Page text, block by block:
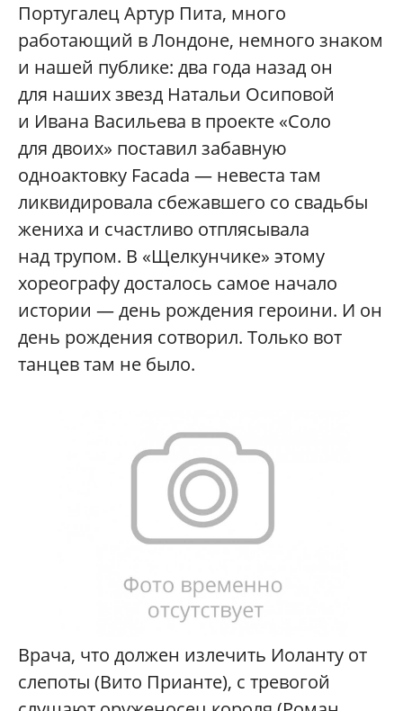
Португалец Артур Пита, много
работающий в Лондоне, немного знаком
и нашей публике: два года назад он
для наших звезд Натальи Осиповой
и Ивана Васильева в проекте «Соло
для двоих» поставил забавную
одноактовку Facada — невеста там
ликвидировала сбежавшего со свадьбы
жениха и счастливо отплясывала
над трупом. В «Щелкунчике» этому
хореографу досталось самое начало
истории — день рождения героини. И он
день рождения сотворил. Только вот
танцев там не было.
Врача, что должен излечить Иоланту от
слепоты (Вито Прианте), с тревогой